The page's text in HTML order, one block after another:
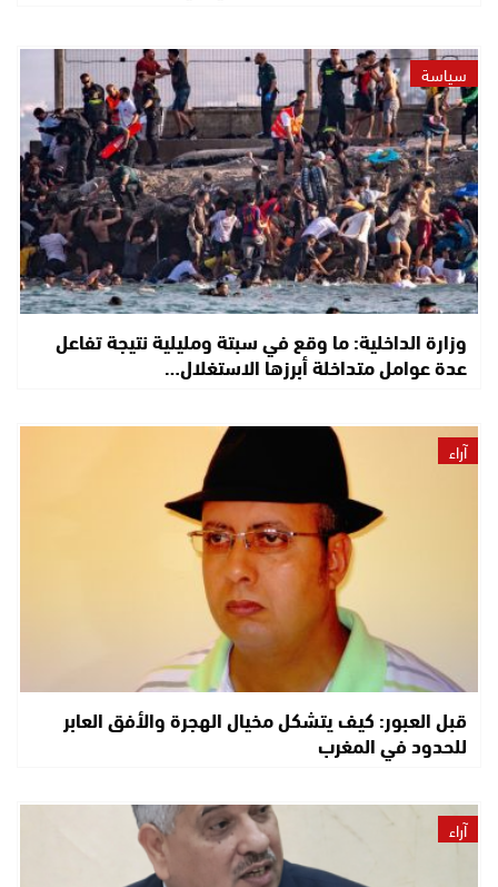
سياسة
وزارة الداخلية: ما وقع في سبتة ومليلية نتيجة تفاعل
عدة عوامل متداخلة أبرزها الاستغلال…
آراء
قبل العبور: كيف يتشكل مخيال الهجرة والأفق العابر
للحدود في المغرب
آراء